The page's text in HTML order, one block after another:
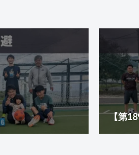
【第